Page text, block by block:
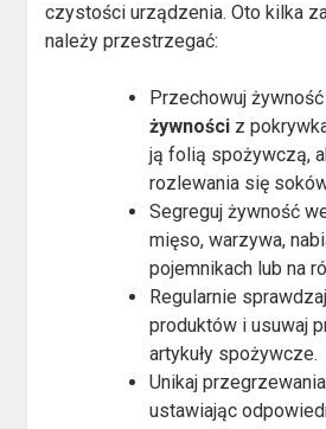
czystości urządzenia. Oto kilka
należy przestrzegać:
Przechowuj
żywności z
ją folią spożywczą,
rozlewania się
Segreguj żywność
mięso, warzywa,
pojemnikach lub na
Regularnie
produktów i usuwaj
artykuły spożywcze.
Unikaj
ustawiając